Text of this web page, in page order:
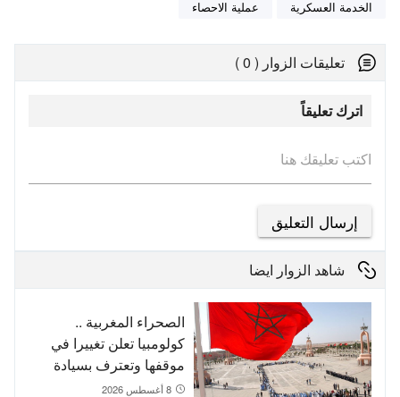
الخدمة العسكرية عملية الاحصاء
تعليقات الزوار ( 0 )
اترك تعليقاً
اكتب تعليقك هنا
شاهد الزوار ايضا
الصحراء المغربية ..
كولومبيا تعلن تغييرا في
موقفها وتعترف بسيادة
المغرب على صحرائه
8 أغسطس 2026